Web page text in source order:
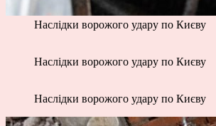
Наслідки ворожого удару по Києву
Наслідки ворожого удару по Києву
Наслідки ворожого удару по Києву